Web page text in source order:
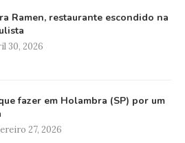
Ramen, restaurante escondido na
30, 2026
fazer em Holambra (SP) por um
27, 2026